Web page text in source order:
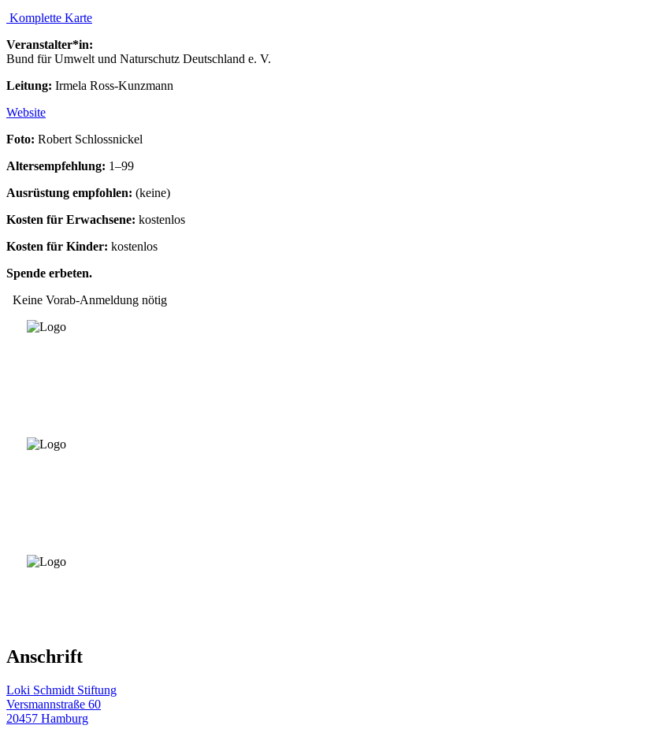
Komplette Karte
Veranstalter*in:
Bund für Umwelt und Naturschutz Deutschland e. V.
Leitung: Irmela Ross-Kunzmann
Website
Foto: Robert Schlossnickel
Altersempfehlung: 1–99
Ausrüstung empfohlen: (keine)
Kosten für Erwachsene: kostenlos
Kosten für Kinder: kostenlos
Spende erbeten.
Keine Vorab-Anmeldung nötig
Anschrift
Loki Schmidt Stiftung
Versmannstraße 60
20457 Hamburg